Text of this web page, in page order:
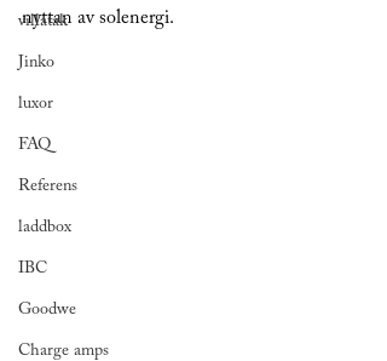
villatak
Jinko
luxor
FAQ
Referens
laddbox
IBC
Goodwe
Charge amps
nyttan av solenergi.